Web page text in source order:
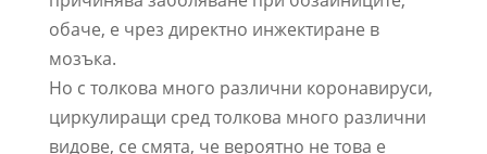
обаче, е чрез директно инжектиране в
мозъка.
Но с толкова много различни коронавируси,
циркулиращи сред толкова много различни
видове, се смята, че вероятно не това е